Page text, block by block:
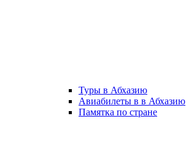
Туры в Абхазию
Авиабилеты в в Абхазию
Памятка по стране